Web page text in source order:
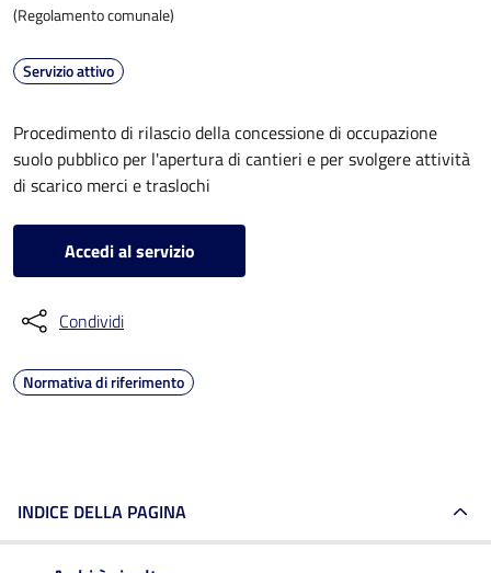
(Regolamento comunale)
Servizio attivo
Procedimento di rilascio della concessione di occupazione
suolo pubblico per l'apertura di cantieri e per svolgere attività
di scarico merci e traslochi
Accedi al servizio
Condividi
Normativa di riferimento
INDICE DELLA PAGINA